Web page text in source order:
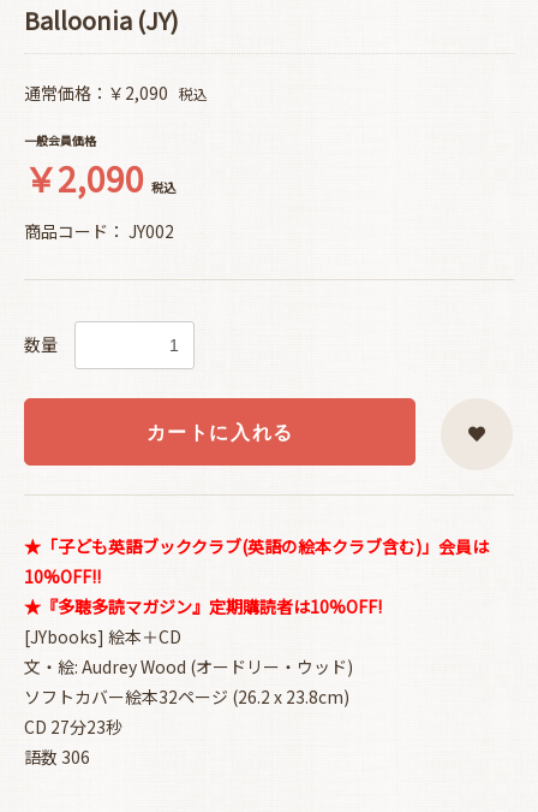
Balloonia (JY)
通常価格：￥2,090 税込
一般会員価格
￥2,090 税込
商品コード： JY002
数量
カートに入れる
★「子ども英語ブッククラブ(英語の絵本クラブ含む)」会員は
10%OFF!!
★『多聴多読マガジン』定期購読者は10%OFF!
[JYbooks] 絵本＋CD
文・絵: Audrey Wood (オードリー・ウッド)
ソフトカバー絵本32ページ (26.2 x 23.8cm)
CD 27分23秒
語数 306